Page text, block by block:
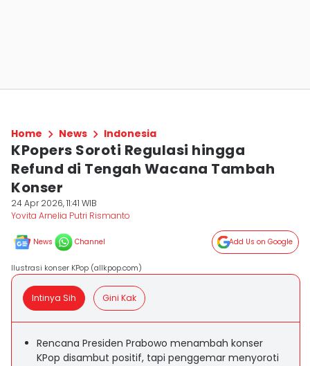
Home News Indonesia
KPopers Soroti Regulasi hingga
Refund di Tengah Wacana Tambah
Konser
24 Apr 2026, 11:41 WIB
Yovita Arnelia Putri Rismanto
News Channel Add Us on Google
Ilustrasi konser KPop (allkpop.com)
Intinya Sih Gini Kak
Rencana Presiden Prabowo menambah konser
KPop disambut positif, tapi penggemar menyoroti